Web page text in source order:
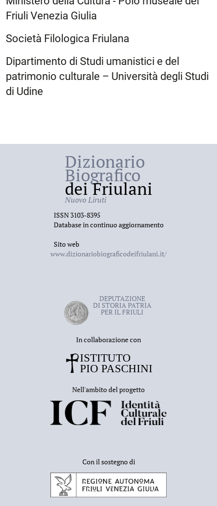
Friuli Venezia Giulia
Società Filologica Friulana
Dipartimento di Studi umanistici e del
patrimonio culturale – Università degli Studi
di Udine
Dizionario
Biografico
dei Friulani
Nuovo Liruti
ISSN 3103-8395
Database in continuo aggiornamento
Sito web
www.dizionariobiograficodeifriulani.it/
DEPUTAZIONE
DI STORIA PATRIA
PER IL FRIULI
In collaborazione con
Nell'ambito del progetto
Con il sostegno di